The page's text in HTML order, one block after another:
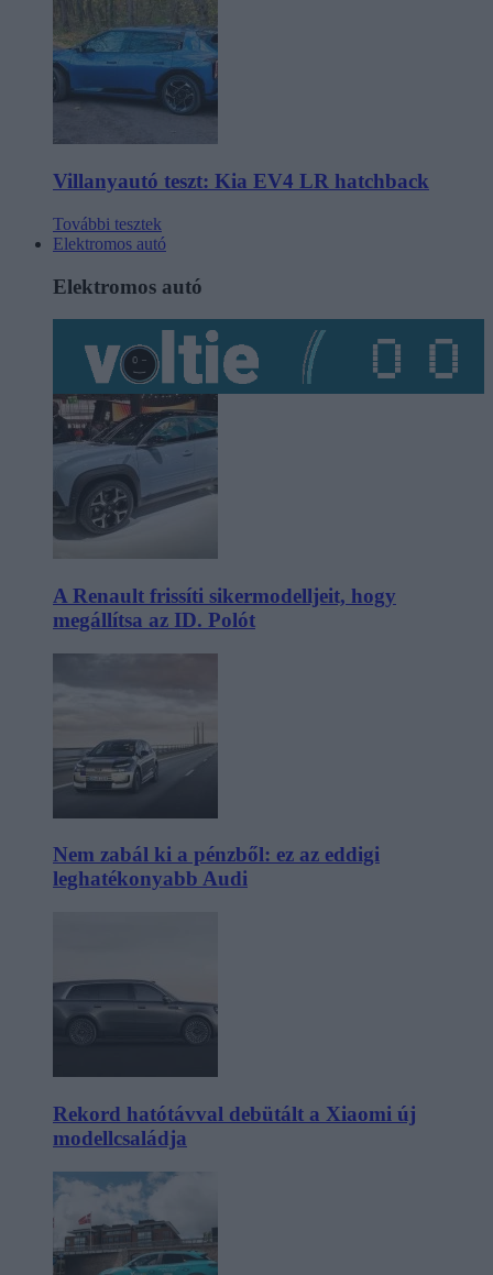
Villanyautó teszt: Kia EV4 LR hatchback
További tesztek
Elektromos autó
Elektromos autó
A Renault frissíti sikermodelljeit, hogy
megállítsa az ID. Polót
Nem zabál ki a pénzből: ez az eddigi
leghatékonyabb Audi
Rekord hatótávval debütált a Xiaomi új
modellcsaládja